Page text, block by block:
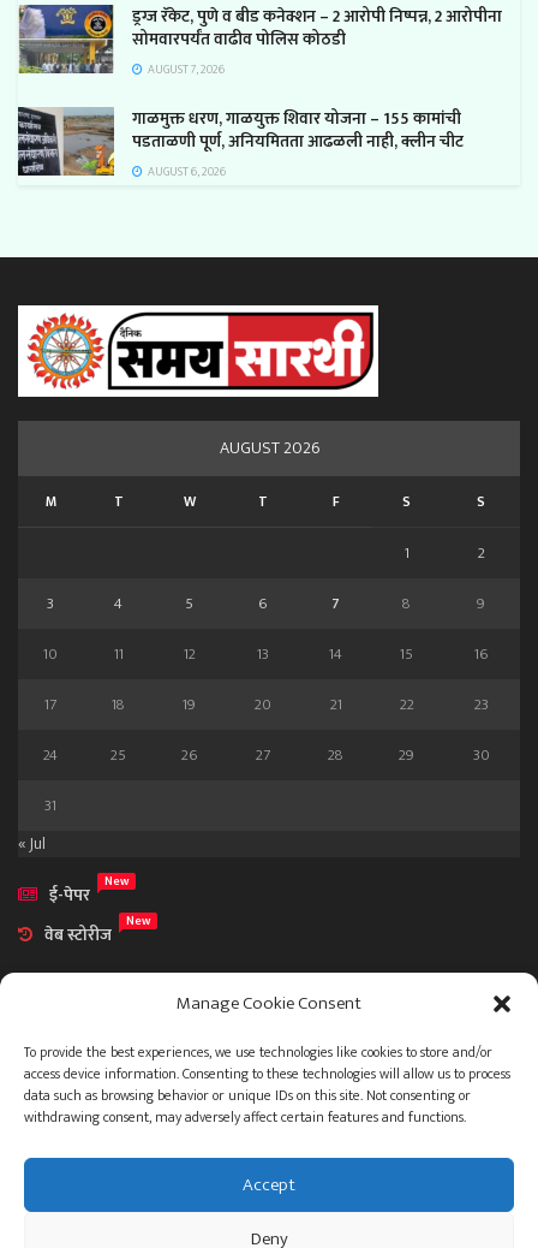
Manage Cookie Consent
To provide the best experiences, we use technologies like cookies to store and/or
access device information. Consenting to these technologies will allow us to process
data such as browsing behavior or unique IDs on this site. Not consenting or
withdrawing consent, may adversely affect certain features and functions.
Accept
Deny
ड्रग्ज रॅकेट, पुणे व बीड कनेक्शन – 2 आरोपी निष्पन्न, 2 आरोपीना
सोमवारपर्यंत वाढीव पोलिस कोठडी
AUGUST 7, 2026
गाळमुक्त धरण, गाळयुक्त शिवार योजना – 155 कामांची
पडताळणी पूर्ण, अनियमितता आढळली नाही, क्लीन चीट
AUGUST 6, 2026
AUGUST 2026
M T W T F S S
1
2
3
4 5 6 7 8
9
10
11 12 13 14 15
16
17
18 19 20 21 22
23
24
25 26 27 28 29
30
31
« Jul
ई-पेपर
New
वेब स्टोरीज New
आमच्या विषयी
संपर्क